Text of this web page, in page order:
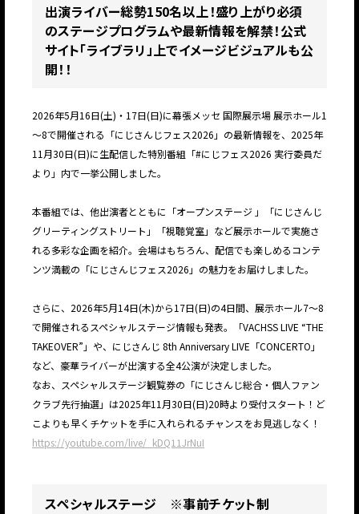
出演ライバー総勢150名以上！盛り上がり必須
のステージプログラムや最新情報を解禁！公式
サイト「ライブラリ」上でイメージビジュアルも公
開！！
2026年5月16日(土)・17日(日)に幕張メッセ 国際展示場 展示ホール1
～8で開催される「にじさんじフェス2026」の最新情報を、2025年
11月30日(日)に生配信した特別番組「#にじフェス2026 実行委員だ
より」内で一挙公開しました。
本番組では、他出演者とともに「オープンステージ 」「にじさんじ
グリーティングストリート」「視聴覚室」など展示ホールで実施さ
れる多彩な企画を紹介。会場はもちろん、配信でも楽しめるコンテ
ンツ満載の「にじさんじフェス2026」の魅力をお届けしました。
さらに、2026年5月14日(木)から17日(日)の4日間、展示ホール7〜8
で開催されるスペシャルステージ情報も発表。「VACHSS LIVE “THE
TAKEOVER”」や、にじさんじ 8th Anniversary LIVE「CONCERTO」
など、豪華ライバーが出演する全4公演が決定しました。
なお、スペシャルステージ観覧券の「にじさんじ総合・個人ファン
クラブ先行抽選」は2025年11月30日(日)20時より受付スタート！ど
こよりも早くチケットを手に入れられるチャンスをお見逃しなく！
https://youtube.com/live/_kDQ11JrNuI
スペシャルステージ ※事前チケット制